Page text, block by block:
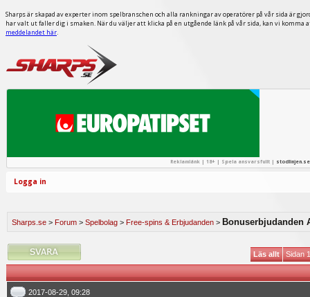
Sharps är skapad av experter inom spelbranschen och alla rankningar av operatörer på vår sida är
har valt ut faller dig i smaken. När du väljer att klicka på en utgående länk på vår sida, kan vi
meddelandet här.
Reklamlänk | 18+ | Spela ansvarsfullt | stodlinjen.se
Logga in
Sharps.se > Forum > Spelbolag > Free-spins & Erbjudanden > Bonuserbjudanden
Läs allt Sidan
2017-08-29, 09:28